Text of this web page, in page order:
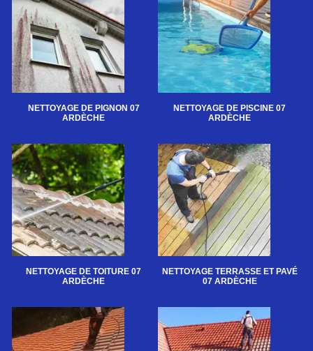
NETTOYAGE DE PIGNON 07
ARDÈCHE
NETTOYAGE DE PISCINE 07
ARDÈCHE
NETTOYAGE DE TOITURE 07
ARDÈCHE
NETTOYAGE TERRASSE ET PAVÉ
07 ARDÈCHE